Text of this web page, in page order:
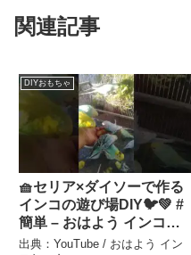
関連記事
DIYおもちゃ
🧺セリア×ダイソーで作る
インコの遊び場DIY🐦💚 #
簡単 – おはよう インコち
ゃん
出典：YouTube / おはよう イン